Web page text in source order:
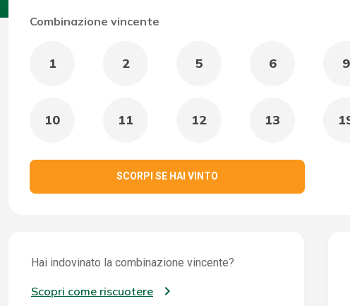
Combinazione vincente
1 2 5 6 9
10 11 12 13
SCORPI SE HAI VINTO
Hai indovinato la combinazione vincente?
Scopri come riscuotere